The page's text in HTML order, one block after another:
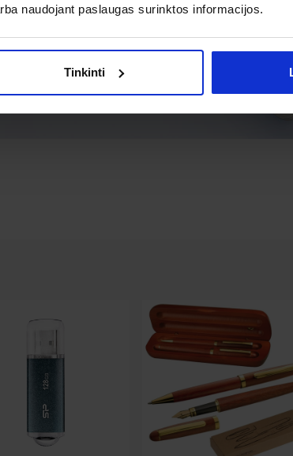
naudojant paslaugas surinktos informacijos.
Tinkinti